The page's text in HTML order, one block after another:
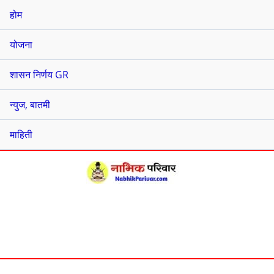
होम
योजना
शासन निर्णय GR
न्युज, बातमी
माहिती